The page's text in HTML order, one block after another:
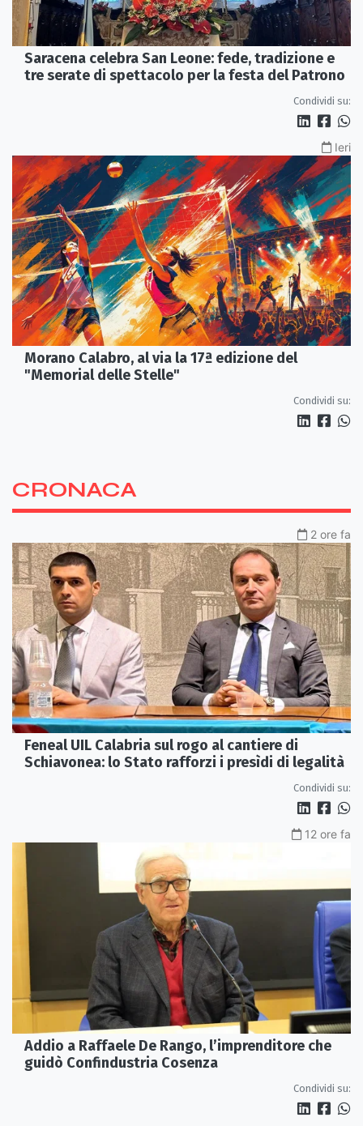
Saracena celebra San Leone: fede, tradizione e
tre serate di spettacolo per la festa del Patrono
Condividi su:
Ieri
Morano Calabro, al via la 17ª edizione del
"Memorial delle Stelle"
Condividi su:
CRONACA
2 ore fa
Feneal UIL Calabria sul rogo al cantiere di
Schiavonea: lo Stato rafforzi i presìdi di legalità
Condividi su:
12 ore fa
Addio a Raffaele De Rango, l’imprenditore che
guidò Confindustria Cosenza
Condividi su: